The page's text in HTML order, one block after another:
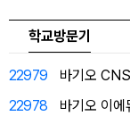
학교방문기
22979
바기오
22978
바기오 이